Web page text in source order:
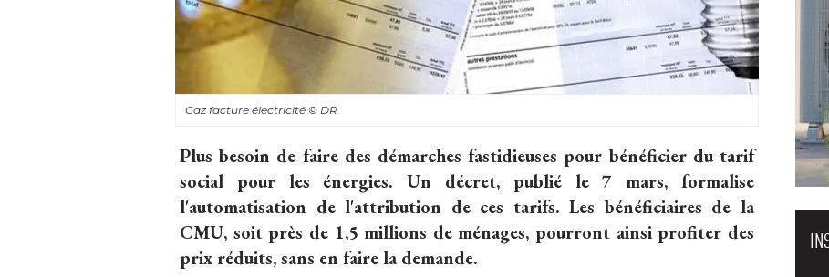
Gaz facture électricité © DR
Plus besoin de faire des démarches fastidieuses pour bénéficier du tarif
social pour les énergies. Un décret, publié le 7 mars, formalise
l'automatisation de l'attribution de ces tarifs. Les bénéficiaires de la
CMU, soit près de 1,5 millions de ménages, pourront ainsi profiter des
prix réduits, sans en faire la demande.